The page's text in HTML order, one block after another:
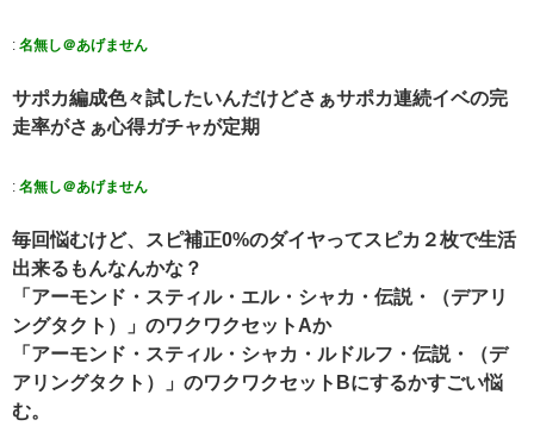
: 名無し＠あげません
サポカ編成色々試したいんだけどさぁサポカ連続イベの完
走率がさぁ心得ガチャが定期
: 名無し＠あげません
毎回悩むけど、スピ補正0%のダイヤってスピカ２枚で生活
出来るもんなんかな？
「アーモンド・スティル・エル・シャカ・伝説・（デアリ
ングタクト）」のワクワクセットAか
「アーモンド・スティル・シャカ・ルドルフ・伝説・（デ
アリングタクト）」のワクワクセットBにするかすごい悩
む。